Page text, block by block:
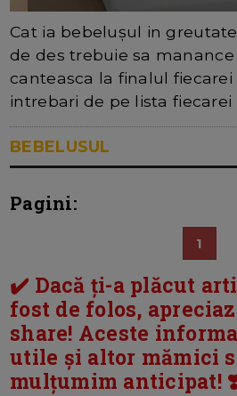
Cat ia bebelușul in
de des trebuie sa
canteasca la finalul
intrebari de pe lista fiecarei
BEBELUSUL
Pagini:
1
✔️ Dacă ți-a plăcut
fost de folos,
share! Aceste
utile și altor mămici
mulțumim anticipat!